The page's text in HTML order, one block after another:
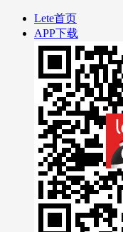
Lete首页
APP下载